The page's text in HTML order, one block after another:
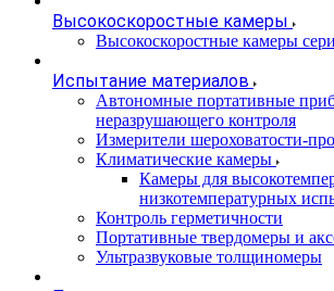
Высокоскоростные камеры
Высокоскоростные камеры
Испытание материалов
Автономные портативные
неразрушающего контроля
Измерители шероховатости-
Климатические камеры
Камеры для
низкотемпературных
Контроль герметичности
Портативные твердомеры и
Ультразвуковые толщиномеры